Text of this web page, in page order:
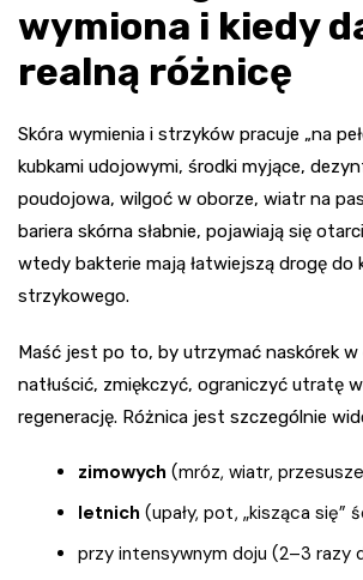
wymiona i kiedy
realną różnicę
Skóra wymienia i strzyków pracuje „na
kubkami udojowymi, środki myjące,
poudojowa, wilgoć w oborze, wiatr na
bariera skórna słabnie, pojawiają się
wtedy bakterie mają łatwiejszą drogę do
strzykowego.
Maść jest po to, by utrzymać naskórek
natłuścić, zmiękczyć, ograniczyć utratę
regenerację. Różnica jest szczególnie
zimowych (mróz, wiatr,
letnich (upały, pot, „kisząca się”
przy intensywnym doju (2–3 razy